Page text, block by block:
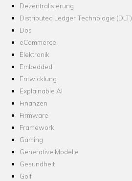
Dezentralisierung
Distributed Ledger Technologie (DLT)
Dos
eCommerce
Elektronik
Embedded
Entwicklung
Explainable AI
Finanzen
Firmware
Framework
Gaming
Generative Modelle
Gesundheit
Golf